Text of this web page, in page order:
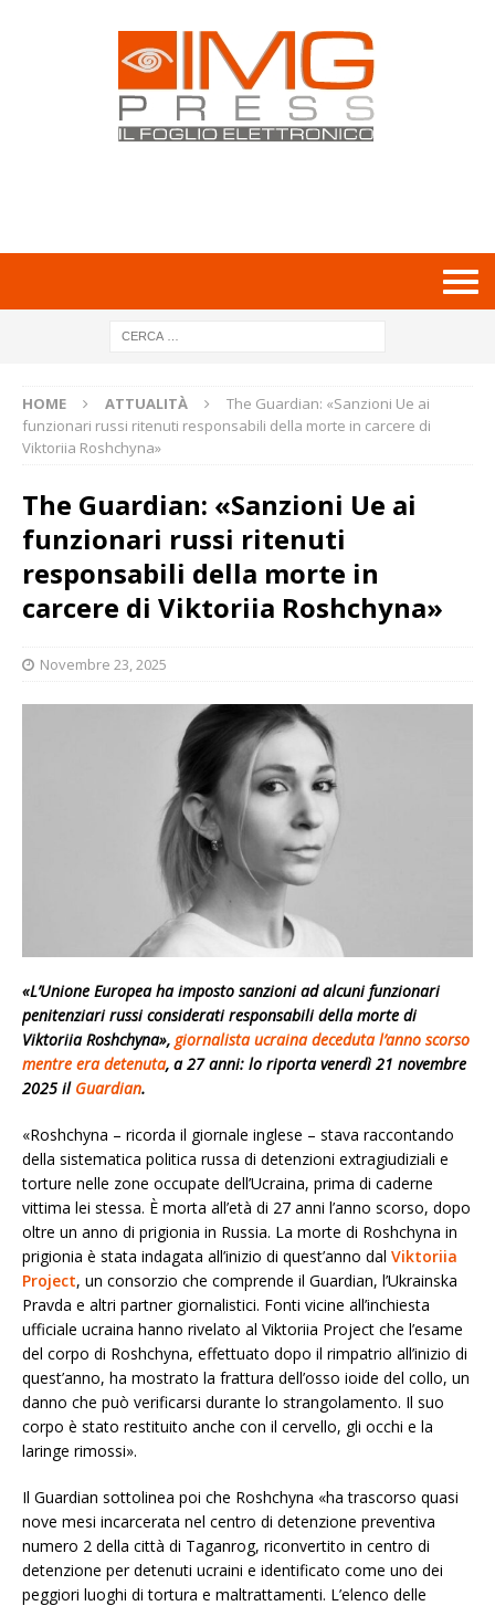
HOME ATTUALITÀ
The Guardian: «Sanzioni Ue ai
funzionari russi ritenuti responsabili della morte in carcere di
Viktoriia Roshchyna»
The Guardian: «Sanzioni Ue ai
funzionari russi ritenuti
responsabili della morte in
carcere di Viktoriia Roshchyna»
Novembre 23, 2025
«L’Unione Europea ha imposto sanzioni ad alcuni funzionari
penitenziari russi considerati responsabili della morte di
Viktoriia Roshchyna», giornalista ucraina deceduta l’anno scorso
mentre era detenuta, a 27 anni: lo riporta venerdì 21 novembre
2025 il Guardian.
«Roshchyna – ricorda il giornale inglese – stava raccontando
della sistematica politica russa di detenzioni extragiudiziali e
torture nelle zone occupate dell’Ucraina, prima di caderne
vittima lei stessa. È morta all’età di 27 anni l’anno scorso, dopo
oltre un anno di prigionia in Russia. La morte di Roshchyna in
prigionia è stata indagata all’inizio di quest’anno dal Viktoriia
Project, un consorzio che comprende il Guardian, l’Ukrainska
Pravda e altri partner giornalistici. Fonti vicine all’inchiesta
ufficiale ucraina hanno rivelato al Viktoriia Project che l’esame
del corpo di Roshchyna, effettuato dopo il rimpatrio all’inizio di
quest’anno, ha mostrato la frattura dell’osso ioide del collo, un
danno che può verificarsi durante lo strangolamento. Il suo
corpo è stato restituito anche con il cervello, gli occhi e la
laringe rimossi».
Il Guardian sottolinea poi che Roshchyna «ha trascorso quasi
nove mesi incarcerata nel centro di detenzione preventiva
numero 2 della città di Taganrog, riconvertito in centro di
detenzione per detenuti ucraini e identificato come uno dei
peggiori luoghi di tortura e maltrattamenti. L’elenco delle